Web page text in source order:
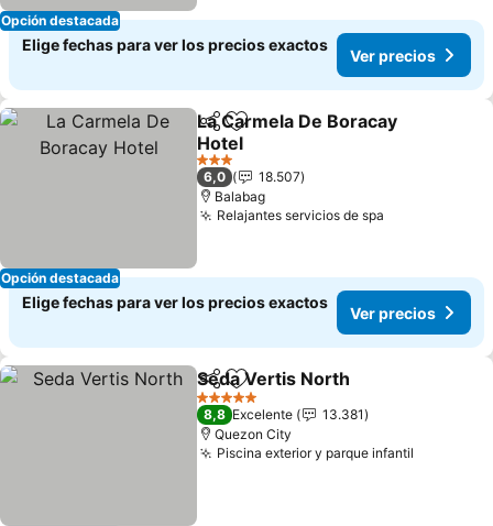
Opción destacada
Elige fechas para ver los precios exactos
Ver precios
Opción destacada
CompartirAgregar a favoritos
La Carmela De Boracay
Hotel
3 Estrellas
6,0
18.507
Balabag
Relajantes servicios de spa
Elige fechas para ver los precios exactos
Ver precios
CompartirAgregar a favoritos
Seda Vertis North
5 Estrellas
8,8 Excelente
13.381
Quezon City
Piscina exterior y parque infantil